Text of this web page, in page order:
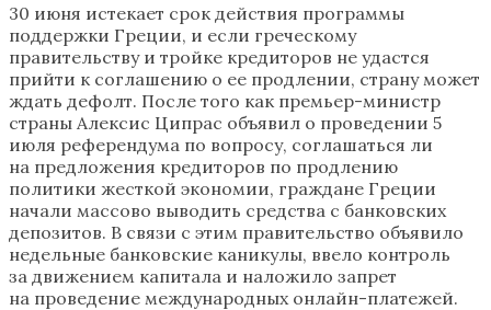
30 июня истекает срок действия программы
поддержки Греции, и если греческому
правительству и тройке кредиторов не удастся
прийти к соглашению о ее продлении, страну может
ждать дефолт. После того как премьер-министр
страны Алексис Ципрас объявил о проведении 5
июля референдума по вопросу, соглашаться ли
на предложения кредиторов по продлению
политики жесткой экономии, граждане Греции
начали массово выводить средства с банковских
депозитов. В связи с этим правительство объявило
недельные банковские каникулы, ввело контроль
за движением капитала и наложило запрет
на проведение международных онлайн-платежей.